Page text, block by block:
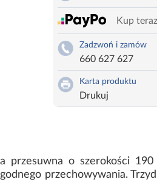
Kup
Zadzwoń i zamów
660 627 627
Karta produktu
Drukuj
przesuwna o szerokości
przechowywania.